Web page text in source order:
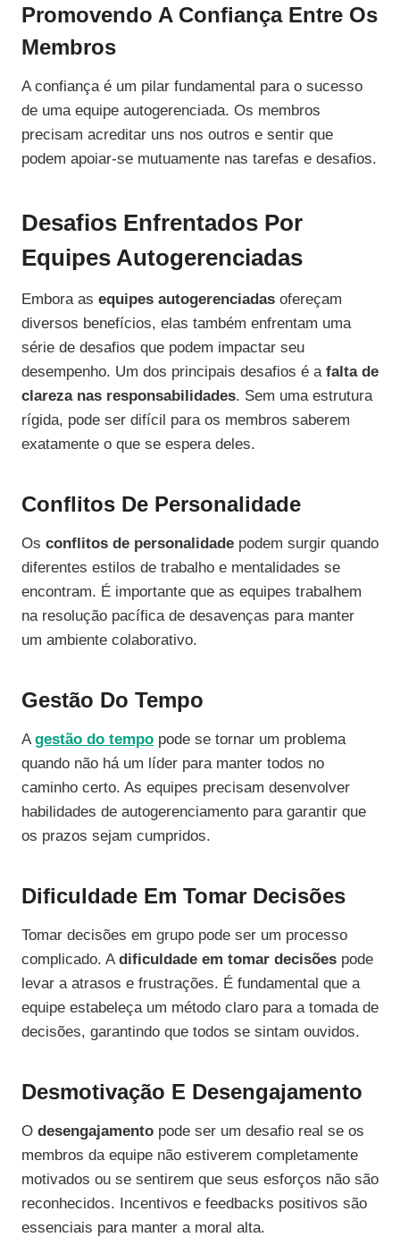
Promovendo A Confiança Entre Os
Membros
A confiança é um pilar fundamental para o sucesso
de uma equipe autogerenciada. Os membros
precisam acreditar uns nos outros e sentir que
podem apoiar-se mutuamente nas tarefas e desafios.
Desafios Enfrentados Por
Equipes Autogerenciadas
Embora as equipes autogerenciadas ofereçam
diversos benefícios, elas também enfrentam uma
série de desafios que podem impactar seu
desempenho. Um dos principais desafios é a falta de
clareza nas responsabilidades. Sem uma estrutura
rígida, pode ser difícil para os membros saberem
exatamente o que se espera deles.
Conflitos De Personalidade
Os conflitos de personalidade podem surgir quando
diferentes estilos de trabalho e mentalidades se
encontram. É importante que as equipes trabalhem
na resolução pacífica de desavenças para manter
um ambiente colaborativo.
Gestão Do Tempo
Agestão do tempo pode se tornar um problema
quando não há um líder para manter todos no
caminho certo. As equipes precisam desenvolver
habilidades de autogerenciamento para garantir que
os prazos sejam cumpridos.
Dificuldade Em Tomar Decisões
Tomar decisões em grupo pode ser um processo
complicado. Adificuldade em tomar decisões pode
levar a atrasos e frustrações. É fundamental que a
equipe estabeleça um método claro para a tomada de
decisões, garantindo que todos se sintam ouvidos.
Desmotivação E Desengajamento
O desengajamento pode ser um desafio real se os
membros da equipe não estiverem completamente
motivados ou se sentirem que seus esforços não são
reconhecidos. Incentivos e feedbacks positivos são
essenciais para manter a moral alta.